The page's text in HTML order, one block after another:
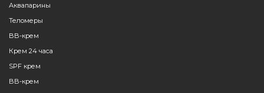
Аквапарины
Теломеры
BB-крем
Крем 24 часа
SPF крем
BB-крем